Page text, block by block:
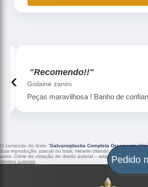
"Recomendo!!"
Gislaine zanini
Peças maravilhosa ! Banho de
‹
O conteúdo do texto "Galvanoplastia Completa Orçamento
Sua reprodução, parcial ou total, mesmo citando nossos links, é
autor. Crime de violação de direito autoral – artigo 184 do Código
direitos autorais
Pedido